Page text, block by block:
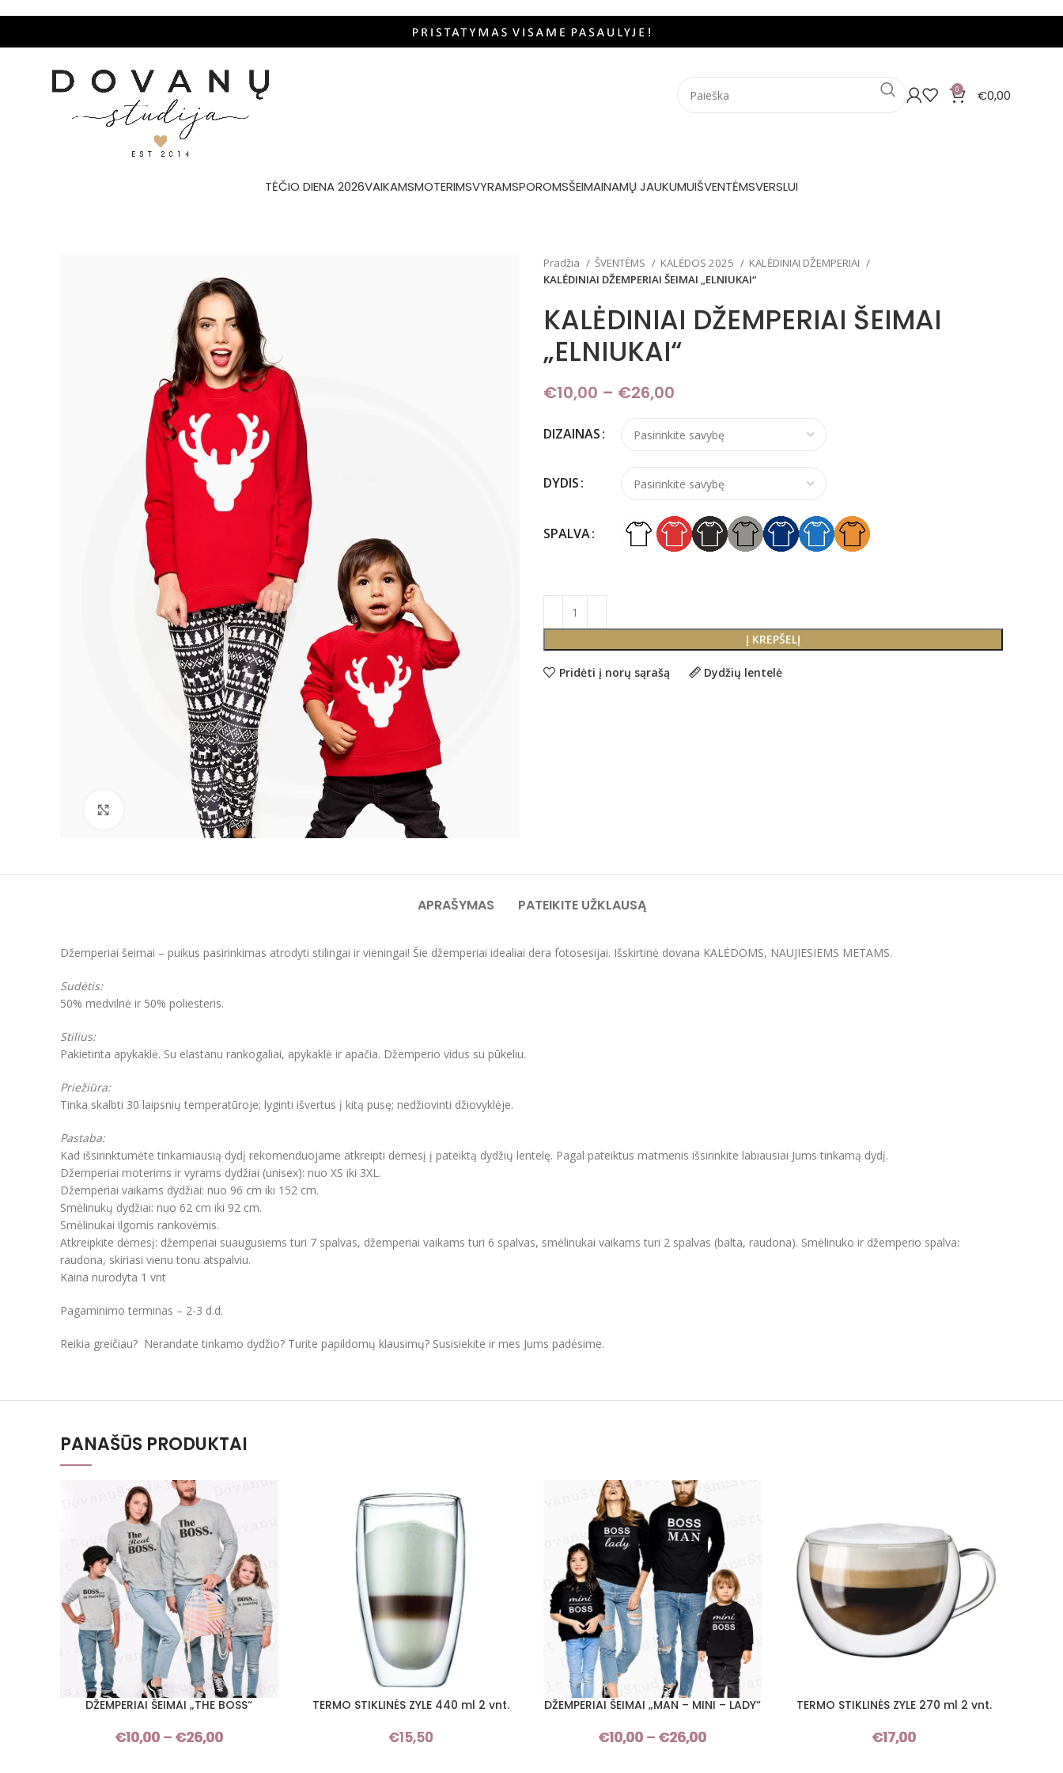
0 €0,00
TĖČIO DIENA 2026VAIKAMSMOTERIMSVYRAMSPOROMSŠEIMAINAMŲ JAUKUMUIŠVENTĖMSVERSLUI
Pradžia ŠVENTĖMS KALĖDOS 2025
KALĖDINIAI DŽEMPERIAI
KALĖDINIAI DŽEMPERIAI ŠEIMAI „ELNIUKAI“
KALĖDINIAI DŽEMPERIAI ŠEIMAI
„ELNIUKAI“
€10,00 – €26,00
DIZAINAS
DYDIS
SPALVA
Į KREPŠELĮ
Pridėti į norų sąrašą Dydžių lentelė
APRAŠYMAS PATEIKITE UŽKLAUSĄ
Džemperiai šeimai – puikus pasirinkimas atrodyti stilingai ir vieningai! Šie džemperiai idealiai dera fotosesijai. Išskirtinė dovana KALĖDOMS, NAUJIESIEMS METAMS.
Sudėtis:
50% medvilnė ir 50% poliesteris.
Stilius:
Pakietinta apykaklė. Su elastanu rankogaliai, apykaklė ir apačia. Džemperio vidus su pūkeliu.
Priežiūra:
Tinka skalbti 30 laipsnių temperatūroje; lyginti išvertus į kitą pusę; nedžiovinti džiovyklėje.
Pastaba:
Kad išsirinktumėte tinkamiausią dydį rekomenduojame atkreipti dėmesį į pateiktą dydžių lentelę. Pagal pateiktus matmenis išsirinkite labiausiai Jums tinkamą dydį.
Džemperiai moterims ir vyrams dydžiai (unisex): nuo XS iki 3XL.
Džemperiai vaikams dydžiai: nuo 96 cm iki 152 cm.
Smėlinukų dydžiai: nuo 62 cm iki 92 cm.
Smėlinukai ilgomis rankovėmis.
Atkreipkite dėmesį: džemperiai suaugusiems turi 7 spalvas, džemperiai vaikams turi 6 spalvas, smėlinukai vaikams turi 2 spalvas (balta, raudona). Smėlinuko ir džemperio spalva:
raudona, skiriasi vienu tonu atspalviu.
Kaina nurodyta 1 vnt
Pagaminimo terminas – 2-3 d.d.
Reikia greičiau? Nerandate tinkamo dydžio? Turite papildomų klausimų? Susisiekite ir mes Jums padėsime.
PANAŠŪS PRODUKTAI
PASIRINKTI SAVYBES
DŽEMPERIAI ŠEIMAI „THE BOSS“
€10,00 – €26,00
Į KREPŠELĮ
TERMO STIKLINĖS ZYLE 440 ml 2 vnt.
€15,50
PASIRINKTI SAVYBES
DŽEMPERIAI ŠEIMAI „MAN – MINI – LADY“
€10,00 – €26,00
Į KREPŠELĮ
TERMO STIKLINĖS ZYLE 270 ml 2 vnt.
€17,00